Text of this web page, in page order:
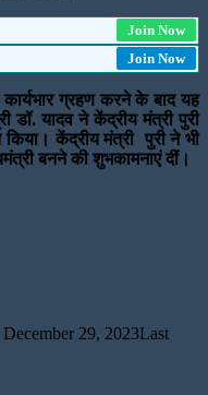
Join Now
Join Now
ग्रहण करने के बाद यह
यादव ने केंद्रीय मंत्री पुरी
केंद्रीय मंत्री पुरी ने भी
बनने की शुभकामनाएं दीं।
December 29, 2023Last